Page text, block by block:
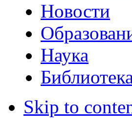
Новости
Наука
Skip to